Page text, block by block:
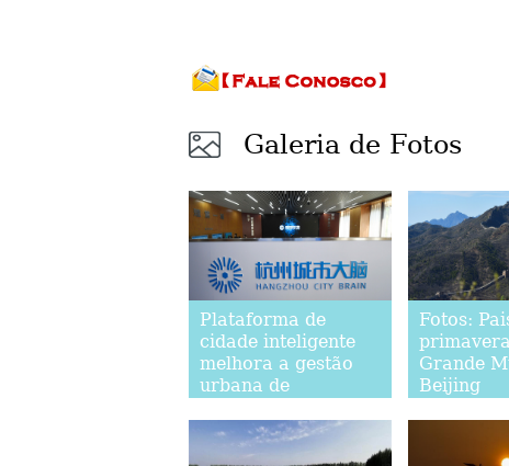
Galeria de Fotos
Plataforma de
cidade inteligente
melhora a gestão
urbana de
Fotos:
Grande
Beijing